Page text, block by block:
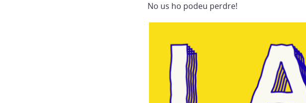
No us ho podeu perdre!